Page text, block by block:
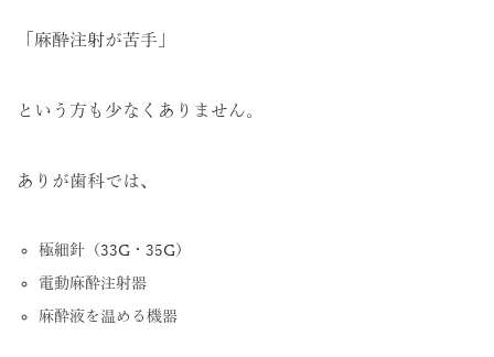
「麻酔注射が苦手」
という方も少なくありません。
ありが歯科では、
極細針（33G・35G）
電動麻酔注射器
麻酔液を温める機器